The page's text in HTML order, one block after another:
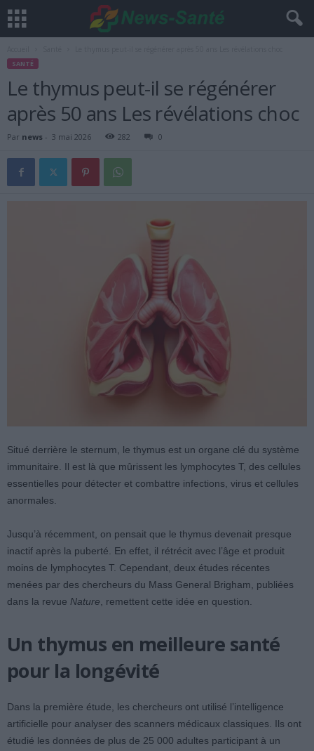
SANTÉ
Le thymus peut-il se régénérer
après 50 ans Les révélations choc
Par news - 3 mai 2026 282 0
Situé derrière le sternum, le thymus est un organe clé du système
immunitaire. Il est là que mûrissent les lymphocytes T, des cellules
essentielles pour détecter et combattre infections, virus et cellules
anormales.
Jusqu’à récemment, on pensait que le thymus devenait presque
inactif après la puberté. En effet, il rétrécit avec l’âge et produit
moins de lymphocytes T. Cependant, deux études récentes
menées par des chercheurs du Mass General Brigham, publiées
dans la revue Nature , remettent cette idée en question.
Un thymus en meilleure santé
pour la longévité
Dans la première étude, les chercheurs ont utilisé l’intelligence
artificielle pour analyser des scanners médicaux classiques. Ils ont
étudié les données de plus de 25 000 adultes participant à un